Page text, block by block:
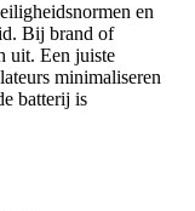
en
Bij brand of
uit. Een juiste
minimaliseren
batterij is